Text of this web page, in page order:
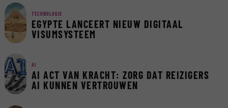
TECHNOLOGIE
EGYPTE LANCEERT NIEUW DIGITAAL
VISUMSYSTEEM
AI
AI ACT VAN KRACHT: ZORG DAT REIZIGERS
AI KUNNEN VERTROUWEN